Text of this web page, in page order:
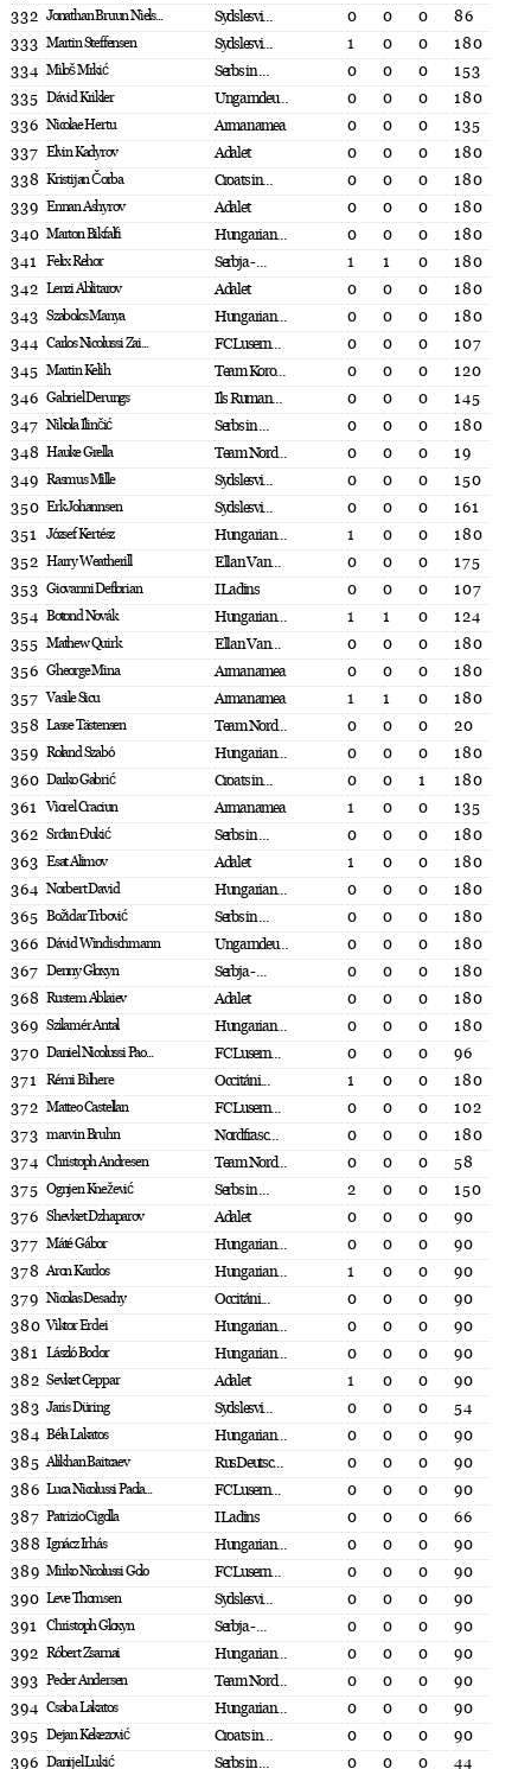
332 Jonathan Bruun Niels... Sydslesvi... 0 0 0
86
333 Martin Steffensen Sydslesvi... 1 0 0
180
334 Miloš Mrkić Serbs in ... 0 0 0
153
335 Dávid Krikler Ungarndeu... 0 0 0
180
336 Nicolae Hertu Armanamea 0 0 0
135
337 Elvin Kadyrov Adalet 0 0 0
180
338 Kristijan Čorba Croats in... 0 0 0
180
339 Ennan Ashyrov Adalet 0 0 0
180
340 Marton Bikfalfi Hungarian... 0 0 0
180
341 Felix Rehor Serbja - ... 1 1 0
180
342 Lenzi Ablitarov Adalet 0 0 0
180
343 Szabolcs Manya Hungarian... 0 0 0
180
344 Carlos Nicolussi Zai... FC Lusern... 0 0 0
107
345 Martin Kelih Team Koro... 0 0 0
120
346 Gabriel Derungs Ils Ruman... 0 0 0
145
347 Nikola Ilinčić Serbs in ... 0 0 0
180
348 Hauke Grella Team Nord... 0 0 0
19
349 Rasmus Mille Sydslesvi... 0 0 0
150
350 Erk Johannsen Sydslesvi... 0 0 0
161
351 József Kertész Hungarian... 1 0 0
180
352 Harry Weatherill Ellan Van... 0 0 0
175
353 Giovanni Deflorian I Ladins 0 0 0
107
354 Botond Novák Hungarian... 1 1 0
124
355 Mathew Quirk Ellan Van... 0 0 0
180
356 Gheorge Mina Armanamea 0 0 0
180
357 Vasile Sicu Armanamea 1 1 0
180
358 Lasse Tästensen Team Nord... 0 0 0
20
359 Roland Szabó Hungarian... 0 0 0
180
360 Darko Gabrić Croats in... 0 0 1
180
361 Viorel Craciun Armanamea 1 0 0
135
362 Srđan Đukić Serbs in ... 0 0 0
180
363 Esat Alimov Adalet 1 0 0
180
364 Norbert David Hungarian... 0 0 0
180
365 Božidar Trbović Serbs in ... 0 0 0
180
366 Dávid Windischmann Ungarndeu... 0 0 0
180
367 Denny Gloxyn Serbja - ... 0 0 0
180
368 Rustem Ablaiev Adalet 0 0 0
180
369 Szilamér Antal Hungarian... 0 0 0
180
370 Daniel Nicolussi Pao... FC Lusern... 0 0 0
96
371 Rémi Bilhere Occitáni... 1 0 0
180
372 Matteo Castellan FC Lusern... 0 0 0
102
373 marvin Bruhn Nordfrasc... 0 0 0
180
374 Christoph Andresen Team Nord... 0 0 0
58
375 Ognjen Knežević Serbs in ... 2 0 0
150
376 Shevket Dzhaparov Adalet 0 0 0
90
377 Máté Gábor Hungarian... 0 0 0
90
378 Aron Kardos Hungarian... 1 0 0
90
379 Nicolas Desachy Occitáni... 0 0 0
90
380 Viktor Erdei Hungarian... 0 0 0
90
381 László Bodor Hungarian... 0 0 0
90
382 Sevket Ceppar Adalet 1 0 0
90
383 Jaris Düring Sydslesvi... 0 0 0
54
384 Béla Lakatos Hungarian... 0 0 0
90
385 Alikhan Baitcaev RusDeutsc... 0 0 0
90
386 Luca Nicolussi Paola... FC Lusern... 0 0 0
90
387 Patrizio Cigolla I Ladins 0 0 0
66
388 Ignácz Irhás Hungarian... 0 0 0
90
389 Mirko Nicolussi Golo FC Lusern... 0 0 0
90
390 Leve Thomsen Sydslesvi... 0 0 0
90
391 Christoph Gloxyn Serbja - ... 0 0 0
90
392 Róbert Zsarnai Hungarian... 0 0 0
90
393 Peder Andersen Team Nord... 0 0 0
90
394 Csaba Lakatos Hungarian... 0 0 0
90
395 Dejan Kekezović Croats in... 0 0 0
90
396 Danijel Lukić Serbs in ... 0 0 0 44